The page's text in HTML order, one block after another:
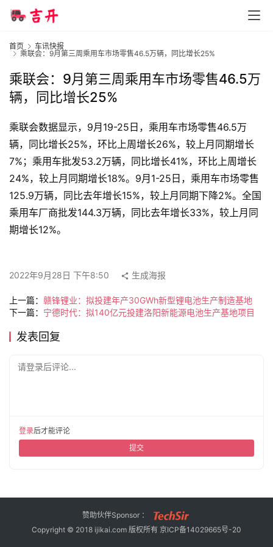
车
代
新
能
源
评
测
师
行
家
车
讯
专
登录 注册
首页
车讯快报
乘联会：9月第三周乘用车市场零售46.5万辆，同比增长25%
乘联会：9月第三周乘用车市场零售46.5万
辆，同比增长25%
乘联会数据显示，9月19-25日，乘用车市场零售46.5万
辆，同比增长25%，环比上周增长26%，较上月同期增长
7%；乘用车批发53.2万辆，同比增长41%，环比上周增长
24%，较上月同期增长18%。9月1-25日，乘用车市场零售
125.9万辆，同比去年增长15%，较上月同期下降2%。全国
乘用车厂商批发144.3万辆，同比去年增长33%，较上月同
期增长12%。
2022年9月28日 下午8:50 生成海报
上一篇： 赣锋锂业：拟投建年产30GWh新型锂电池生产制造基地
下一篇： 宁德时代：拟140亿元投建洛阳新能源电池生产基地项目
发表回复
请登录后评论...
登录后才能评论
提交
赞助伙伴Sponsor ：
Copyright © 2018 ijikai.com 版权所有 京ICP备14029665号-20